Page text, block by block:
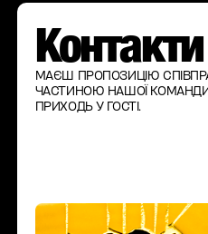
Контакти
МАЄШ ПРОПОЗИЦІЮ
ЧАСТИНОЮ НАШОЇ
ПРИХОДЬ У ГОСТІ.